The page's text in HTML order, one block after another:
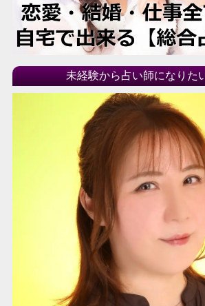
未経験から占い師になりた